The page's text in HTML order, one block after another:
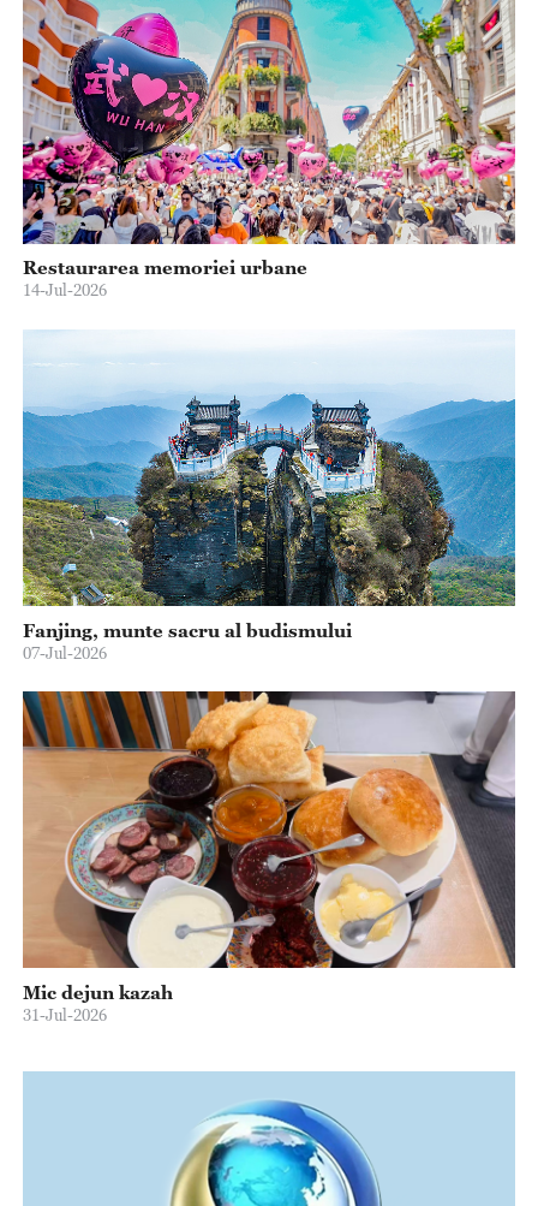
Restaurarea memoriei urbane
14-Jul-2026
Fanjing, munte sacru al budismului
07-Jul-2026
Mic dejun kazah
31-Jul-2026